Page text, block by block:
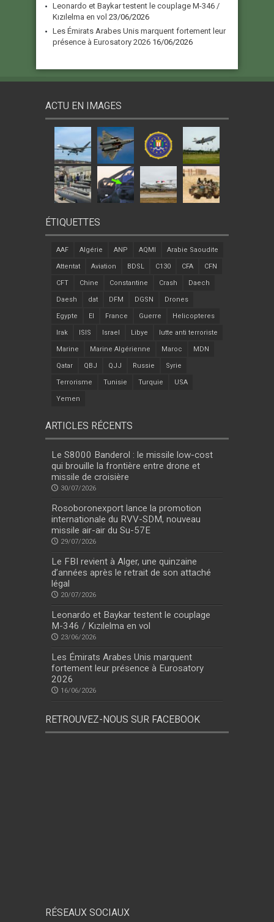
Leonardo et Baykar testent le couplage M-346 /
Kızılelma en vol 23/06/2026
Les Émirats Arabes Unis marquent fortement leur
présence à Eurosatory 2026 16/06/2026
ACTU EN IMAGES
ÉTIQUETTES
AAF Algérie ANP AQMI Arabie Saoudite
Attentat Aviation BDSL C130 CFA CFN
CFT Chine Constantine Crash Daech
Daesh dat DFM DGSN Drones
Egypte EI France Guerre Helicopteres
Irak ISIS Israel Libye lutte anti terroriste
Marine Marine Algérienne Maroc MDN
Qatar QBJ QJJ Russie Syrie
Terrorisme Tunisie Turquie USA
Yemen
ARTICLES RÉCENTS
Le S8000 Banderol : le missile low-cost
qui brouille la frontière entre drone et
missile de croisière
30/07/2026
Rosoboronexport lance la promotion
internationale du RVV-SDM, nouveau
missile air-air du Su-57E
29/07/2026
Le FBI revient à Alger, une quinzaine
d’années après le retrait de son attaché
légal
20/07/2026
Leonardo et Baykar testent le couplage
M-346 / Kızılelma en vol
23/06/2026
Les Émirats Arabes Unis marquent
fortement leur présence à Eurosatory
2026
16/06/2026
RETROUVEZ-NOUS SUR FACEBOOK
RÉSEAUX SOCIAUX